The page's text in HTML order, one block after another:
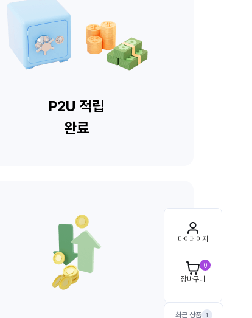
마이페이지
0
장바구니
최근 상품 1